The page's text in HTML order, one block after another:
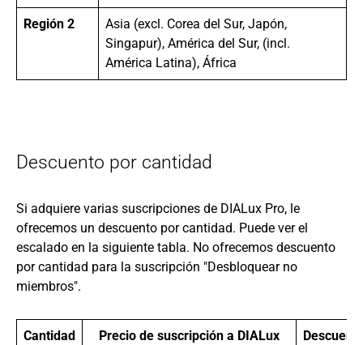
Región 2
Asia (excl. Corea del Sur, Japón,
Singapur), América del Sur, (incl.
América Latina), África
Descuento por cantidad
Si adquiere varias suscripciones de DIALux Pro, le
ofrecemos un descuento por cantidad. Puede ver el
escalado en la siguiente tabla. No ofrecemos descuento
por cantidad para la suscripción "Desbloquear no
miembros".
Cantidad
Precio de suscripción a DIALux